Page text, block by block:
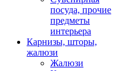
посуда, прочие
предметы
интерьера
Карнизы, шторы,
жалюзи
Жалюзи